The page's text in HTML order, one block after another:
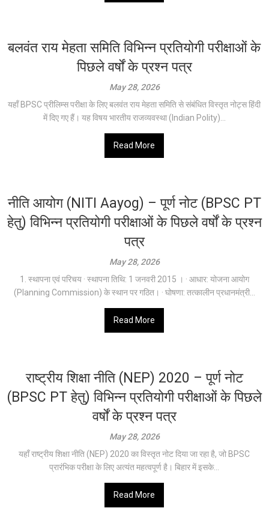
बलवंत राय मेहता समिति विभिन्न प्रतियोगी परीक्षाओं के
पिछले वर्षों के प्रश्न पत्र
May 28, 2026
यहाँ BPSC प्रीलिम्स परीक्षा के लिए बलवंत राय मेहता समिति से संबंधित विस्तृत नोट्स हिंदी
में दिए गए हैं। यह विषय भारतीय राजव्यवस्था (Indian Polity)...
Read More
नीति आयोग (NITI Aayog) – पूर्ण नोट (BPSC PT
हेतु) विभिन्न प्रतियोगी परीक्षाओं के पिछले वर्षों के प्रश्न
पत्र
May 28, 2026
1. स्थापना एवं परिचय · स्थापना तिथि: 1 जनवरी 2015 । · आधार: योजना आयोग
(Planning Commission) के स्थान पर गठित। · घोषणा: तत्कालीन प्रधानमंत्री...
Read More
राष्ट्रीय शिक्षा नीति (NEP) 2020 – पूर्ण नोट
(BPSC PT हेतु) विभिन्न प्रतियोगी परीक्षाओं के पिछले
वर्षों के प्रश्न पत्र
May 28, 2026
यहाँ राष्ट्रीय शिक्षा नीति (NEP) 2020 का विस्तृत नोट दिया जा रहा है, जो BPSC
प्रारंभिक परीक्षा के लिए अत्यंत महत्वपूर्ण है। बिहार में इसके...
Read More